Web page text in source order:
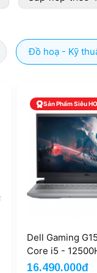
Đồ hoạ - Kỹ
Sản Phẩm Siêu
Dell Gaming
Core i5 -
SSD 512GB RTX
16.490.000đ